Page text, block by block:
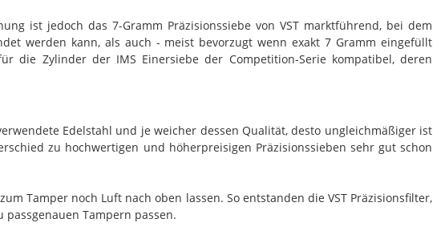
ist jedoch das 7-Gramm Präzisionssiebe von VST marktführend, bei dem
werden kann, als auch - meist bevorzugt wenn exakt 7 Gramm eingefüllt
die Zylinder der IMS Einersiebe der Competition-Serie kompatibel, deren
Edelstahl und je weicher dessen Qualität, desto ungleichmäßiger ist
zu hochwertigen und höherpreisigen Präzisionssieben sehr gut schon
Tamper noch Luft nach oben lassen. So entstanden die VST Präzisionsfilter,
Tampern passen.